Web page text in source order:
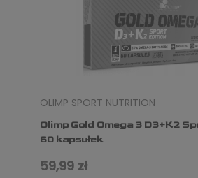
Olimp Gold Omega 3 D3+K2
60 kapsułek
OLIMP SPORT NUTRITION
59,99 zł